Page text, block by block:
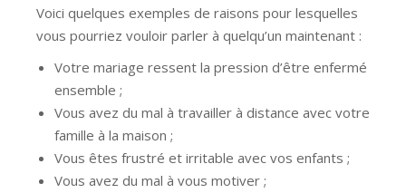
Voici quelques exemples de raisons pour lesquelles
vous pourriez vouloir parler à quelqu’un maintenant :
Votre mariage ressent la pression d’être enfermé
ensemble ;
Vous avez du mal à travailler à distance avec votre
famille à la maison ;
Vous êtes frustré et irritable avec vos enfants ;
Vous avez du mal à vous motiver ;